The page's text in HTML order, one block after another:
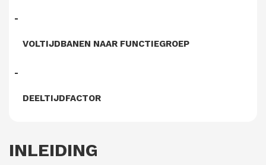
VOLTIJDBANEN NAAR FUNCTIEGROEP
DEELTIJDFACTOR
INLEIDING